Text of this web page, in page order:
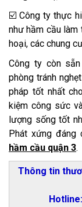
☑️ Công ty thực
như hầm cầu
hoại, các chung
Công ty còn
phòng tránh
pháp tốt nhất
kiệm công sức
lượng sống tốt
Phát xứng đáng
hầm cầu quận 3.
Thông tin